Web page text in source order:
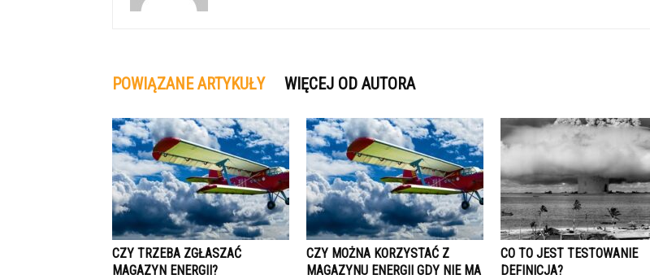
POWIĄZANE ARTYKUŁY WIĘCEJ OD AUTORA
CZY TRZEBA ZGŁASZAĆ
MAGAZYN ENERGII?
CZY MOŻNA KORZYSTAĆ Z
MAGAZYNU ENERGII GDY NIE MA
CO TO JEST TESTOWANIE
DEFINICJA?